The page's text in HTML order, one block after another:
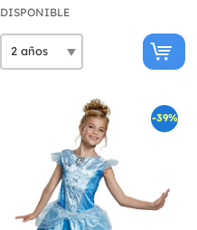
DISPONIBLE
-39%